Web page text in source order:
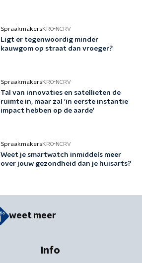
SpraakmakersKRO-NCRV
Ligt er tegenwoordig minder
kauwgom op straat dan vroeger?
SpraakmakersKRO-NCRV
Tal van innovaties en satellieten de
ruimte in, maar zal 'in eerste instantie
impact hebben op de aarde'
SpraakmakersKRO-NCRV
Weet je smartwatch inmiddels meer
over jouw gezondheid dan je huisarts?
weet meer
Info